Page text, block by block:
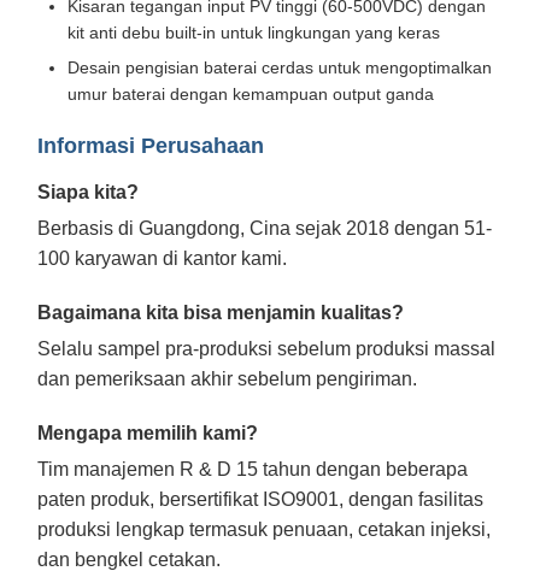
Kisaran tegangan input PV tinggi (60-500VDC) dengan
kit anti debu built-in untuk lingkungan yang keras
Desain pengisian baterai cerdas untuk mengoptimalkan
umur baterai dengan kemampuan output ganda
Informasi Perusahaan
Siapa kita?
Berbasis di Guangdong, Cina sejak 2018 dengan 51-
100 karyawan di kantor kami.
Bagaimana kita bisa menjamin kualitas?
Selalu sampel pra-produksi sebelum produksi massal
dan pemeriksaan akhir sebelum pengiriman.
Mengapa memilih kami?
Tim manajemen R & D 15 tahun dengan beberapa
paten produk, bersertifikat ISO9001, dengan fasilitas
produksi lengkap termasuk penuaan, cetakan injeksi,
dan bengkel cetakan.